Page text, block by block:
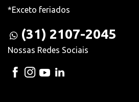
*Exceto feriados
(31) 2107-2045
Nossas Redes Sociais